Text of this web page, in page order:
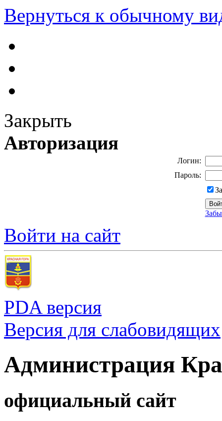
Вернуться к обычному
Закрыть
Авторизация
Логин:
Пароль:
Войти на сайт
PDA версия
Версия для слабовидящих
Администрация
официальный сайт